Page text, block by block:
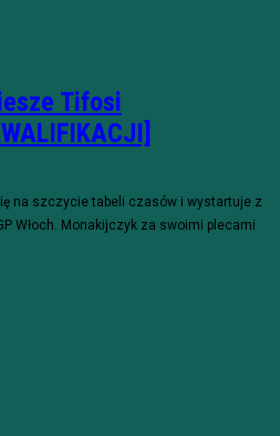
Tifosi
na szczycie tabeli czasów i wystartuje z
Włoch. Monakijczyk za swoimi plecami